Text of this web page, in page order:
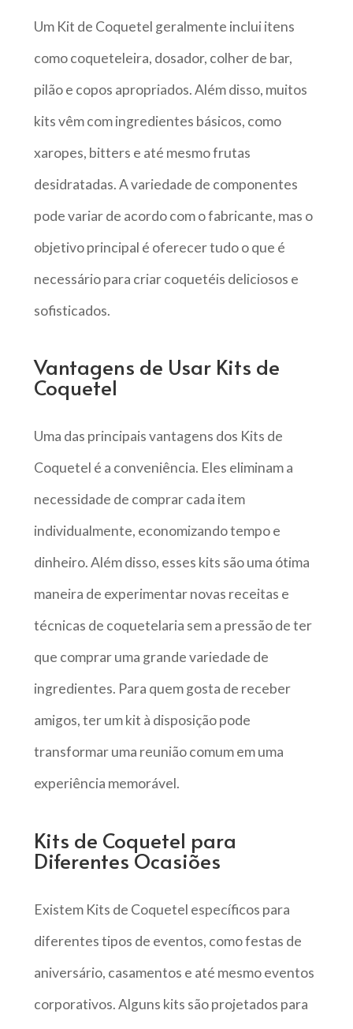
Um Kit de Coquetel geralmente inclui itens
como coqueteleira, dosador, colher de bar,
pilão e copos apropriados. Além disso, muitos
kits vêm com ingredientes básicos, como
xaropes, bitters e até mesmo frutas
desidratadas. A variedade de componentes
pode variar de acordo com o fabricante, mas o
objetivo principal é oferecer tudo o que é
necessário para criar coquetéis deliciosos e
sofisticados.
Vantagens de Usar Kits de
Coquetel
Uma das principais vantagens dos Kits de
Coquetel é a conveniência. Eles eliminam a
necessidade de comprar cada item
individualmente, economizando tempo e
dinheiro. Além disso, esses kits são uma ótima
maneira de experimentar novas receitas e
técnicas de coquetelaria sem a pressão de ter
que comprar uma grande variedade de
ingredientes. Para quem gosta de receber
amigos, ter um kit à disposição pode
transformar uma reunião comum em uma
experiência memorável.
Kits de Coquetel para
Diferentes Ocasiões
Existem Kits de Coquetel específicos para
diferentes tipos de eventos, como festas de
aniversário, casamentos e até mesmo eventos
corporativos. Alguns kits são projetados para